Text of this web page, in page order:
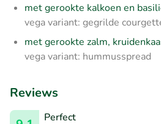
met gerookte kalkoen en
vega variant: gegrilde
met gerookte zalm,
vega variant: hummusspread
Reviews
Perfect